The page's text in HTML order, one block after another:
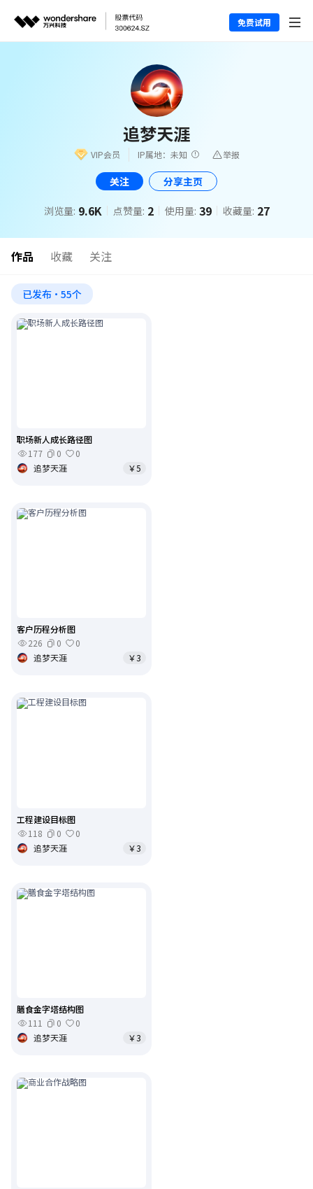
免费试用
追梦天涯
VIP会员 IP属地：未知 举报
关注 分享主页
浏览量: 9.6K 点赞量: 2 使用量: 39 收藏量: 27
作品 收藏 关注
已发布·55个
职场新人成长路径图
177
0
0
追梦天涯
￥5
客户历程分析图
226
0
0
追梦天涯
￥3
工程建设目标图
118
0
0
追梦天涯
￥3
膳食金字塔结构图
111
0
0
追梦天涯
￥3